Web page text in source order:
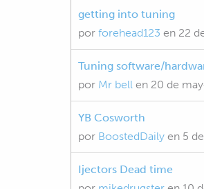
getting into tuning
por forehead123 en 22
Tuning software/
por Mr bell en 20 de
YB Cosworth
por BoostedDaily en 5
Ijectors Dead time